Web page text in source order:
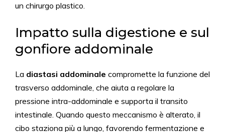
un chirurgo plastico.
Impatto sulla digestione e sul
gonfiore addominale
La diastasi addominale compromette la funzione del
trasverso addominale, che aiuta a regolare la
pressione intra-addominale e supporta il transito
intestinale. Quando questo meccanismo è alterato, il
cibo staziona più a lungo, favorendo fermentazione e